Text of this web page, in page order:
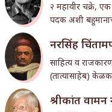
२ महावीर चक्रे,
पदक अशी
नरसिंह
साहित्य व
(तात्यासाहेब)
श्रीकांत वामन